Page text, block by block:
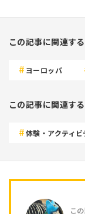
この記事に関連す
ヨーロッパ
この記事に関連す
体験・アクティビ